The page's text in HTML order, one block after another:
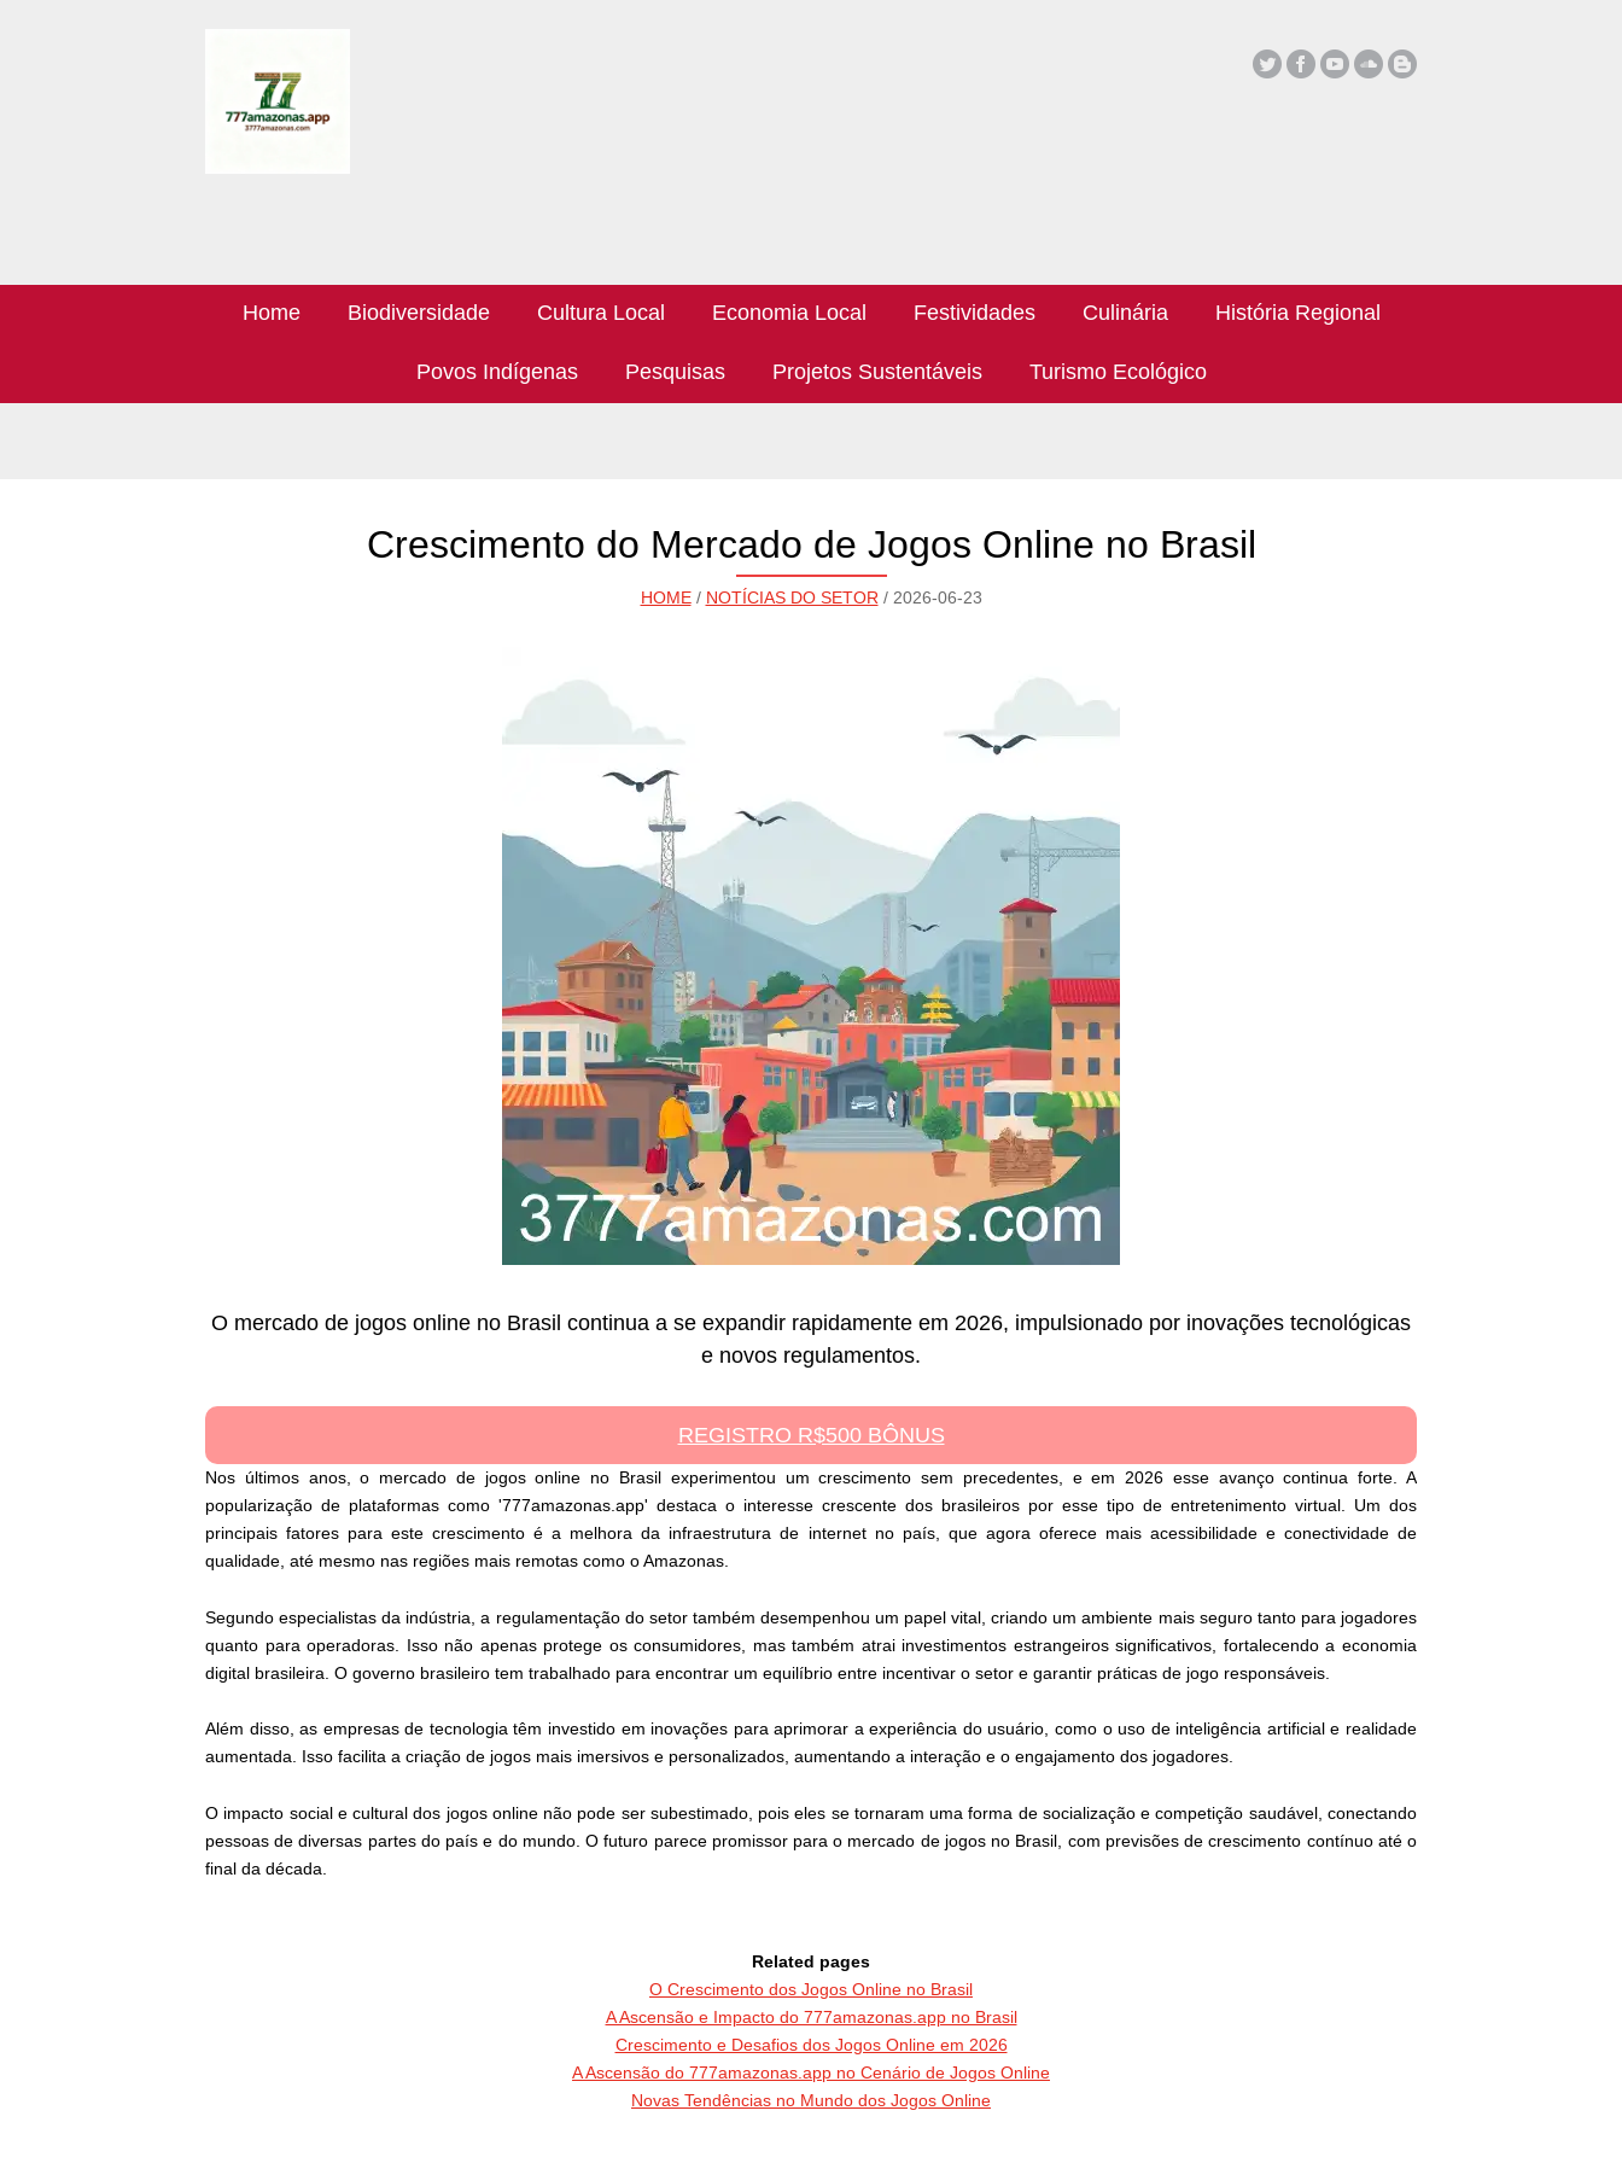
Home Biodiversidade Cultura Local Economia Local Festividades Culinária História Regional
Povos Indígenas Pesquisas Projetos Sustentáveis Turismo Ecológico
Crescimento do Mercado de Jogos Online no Brasil
HOME/ NOTÍCIAS DO SETOR / 2026-06-23
O mercado de jogos online no Brasil continua a se expandir rapidamente em 2026, impulsionado por inovações tecnológicas
e novos regulamentos.
REGISTRO R$500 BÔNUS
Nos últimos anos, o mercado de jogos online no Brasil experimentou um crescimento sem precedentes, e em 2026 esse avanço continua forte. A
popularização de plataformas como '777amazonas.app' destaca o interesse crescente dos brasileiros por esse tipo de entretenimento virtual. Um dos
principais fatores para este crescimento é a melhora da infraestrutura de internet no país, que agora oferece mais acessibilidade e conectividade de
qualidade, até mesmo nas regiões mais remotas como o Amazonas.
Segundo especialistas da indústria, a regulamentação do setor também desempenhou um papel vital, criando um ambiente mais seguro tanto para jogadores
quanto para operadoras. Isso não apenas protege os consumidores, mas também atrai investimentos estrangeiros significativos, fortalecendo a economia
digital brasileira. O governo brasileiro tem trabalhado para encontrar um equilíbrio entre incentivar o setor e garantir práticas de jogo responsáveis.
Além disso, as empresas de tecnologia têm investido em inovações para aprimorar a experiência do usuário, como o uso de inteligência artificial e realidade
aumentada. Isso facilita a criação de jogos mais imersivos e personalizados, aumentando a interação e o engajamento dos jogadores.
O impacto social e cultural dos jogos online não pode ser subestimado, pois eles se tornaram uma forma de socialização e competição saudável, conectando
pessoas de diversas partes do país e do mundo. O futuro parece promissor para o mercado de jogos no Brasil, com previsões de crescimento contínuo até o
final da década.
Related pages
O Crescimento dos Jogos Online no Brasil
A Ascensão e Impacto do 777amazonas.app no Brasil
Crescimento e Desafios dos Jogos Online em 2026
A Ascensão do 777amazonas.app no Cenário de Jogos Online
Novas Tendências no Mundo dos Jogos Online